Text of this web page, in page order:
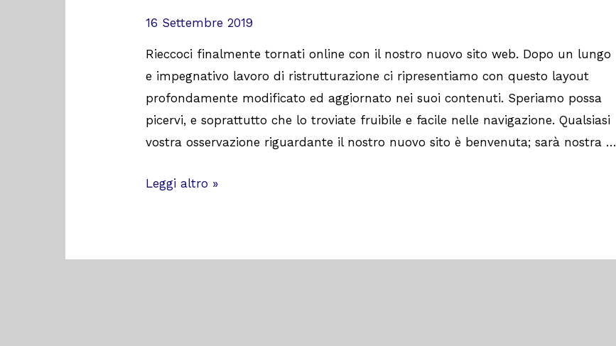
16 Settembre 2019
Rieccoci finalmente tornati online con il nostro nuovo sito web. Dopo un lungo
e impegnativo lavoro di ristrutturazione ci ripresentiamo con questo layout
profondamente modificato ed aggiornato nei suoi contenuti. Speriamo possa
picervi, e soprattutto che lo troviate fruibile e facile nelle navigazione. Qualsiasi
vostra osservazione riguardante il nostro nuovo sito è benvenuta; sarà nostra …
Leggi altro »